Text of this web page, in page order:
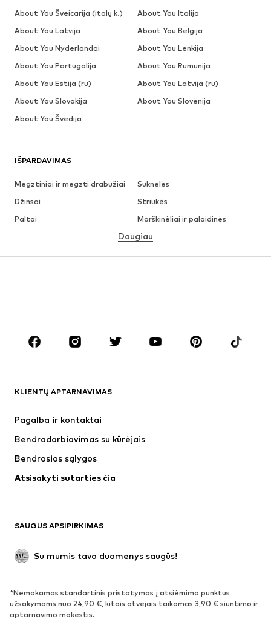
IŠPARDAVIMAS
Megztiniai ir megzti drabužiai
Suknelės
Džinsai
Striukės
Paltai
Marškinėliai ir palaidinės
Apatiniai
Sijonai
Palaidinės ir tunikos
Aksesuarai
Premium
Naujienos
Apatiniai
Paltai
Proginiai
Išskirtiniai
BATAI
Daugiau
KLIENTŲ APTARNAVIMAS
Pagalba ir kontaktai
Bendradarbiavimas su kūrėjais
Bendrosios sąlygos
Atsisakyti sutarties čia
SAUGUS APSIPIRKIMAS
Su mumis tavo duomenys saugūs!
*Nemokamas standartinis pristatymas į atsiėmimo punktus
užsakymams nuo 24,90 €, kitais atvejais taikomas 3,90 € siuntimo ir
aptarnavimo mokestis.
About You Šveicarija (italų k.)
About You Italija
About You Latvija
About You Belgija
About You Nyderlandai
About You Lenkija
About You Portugalija
About You Rumunija
About You Estija (ru)
About You Latvija (ru)
About You Slovakija
About You Slovėnija
About You Švedija